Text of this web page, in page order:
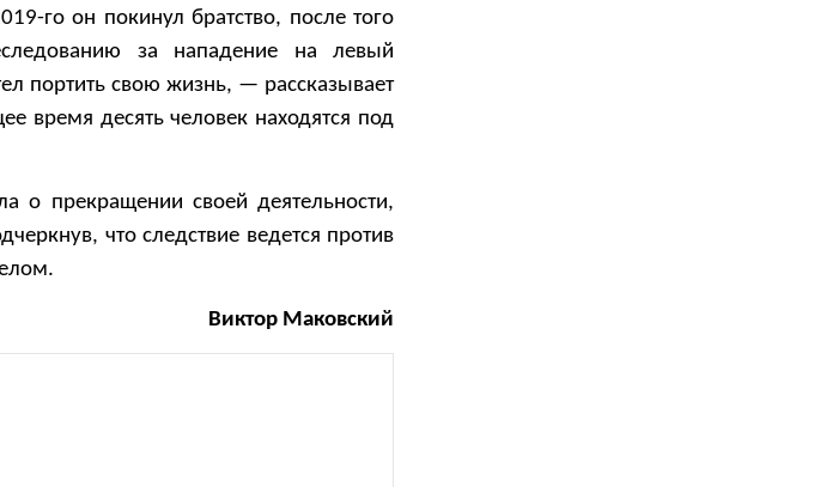
го он покинул братство, после того
за нападение на левый
портить свою жизнь, — рассказывает
время десять человек находятся под
о прекращении своей деятельности,
что следствие ведется против
Виктор Маковский